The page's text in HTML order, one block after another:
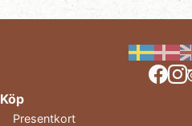
Köp
Presentkort